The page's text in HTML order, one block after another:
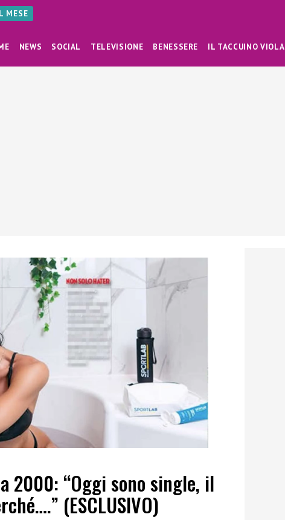
MESE
NEWS SOCIAL TELEVISIONE BENESSERE IL TACCUINO VIOLA
2000: “Oggi sono single, il
(ESCLUSIVO)